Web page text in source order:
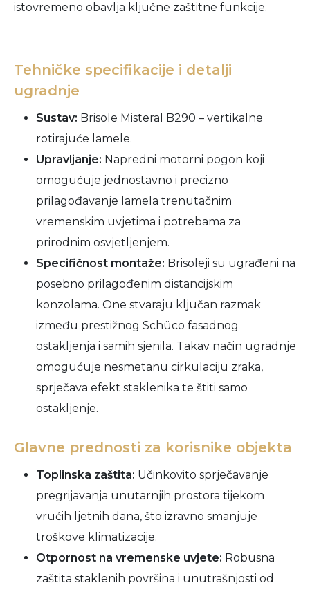
istovremeno obavlja ključne zaštitne funkcije.
Tehničke specifikacije i detalji
ugradnje
Sustav: Brisole Misteral B290 – vertikalne
rotirajuće lamele.
Upravljanje: Napredni motorni pogon koji
omogućuje jednostavno i precizno
prilagođavanje lamela trenutačnim
vremenskim uvjetima i potrebama za
prirodnim osvjetljenjem.
Specifičnost montaže: Brisoleji su ugrađeni na
posebno prilagođenim distancijskim
konzolama. One stvaraju ključan razmak
između prestižnog Schüco fasadnog
ostakljenja i samih sjenila. Takav način ugradnje
omogućuje nesmetanu cirkulaciju zraka,
sprječava efekt staklenika te štiti samo
ostakljenje.
Glavne prednosti za korisnike objekta
Toplinska zaštita: Učinkovito sprječavanje
pregrijavanja unutarnjih prostora tijekom
vrućih ljetnih dana, što izravno smanjuje
troškove klimatizacije.
Otpornost na vremenske uvjete: Robusna
zaštita staklenih površina i unutrašnjosti od